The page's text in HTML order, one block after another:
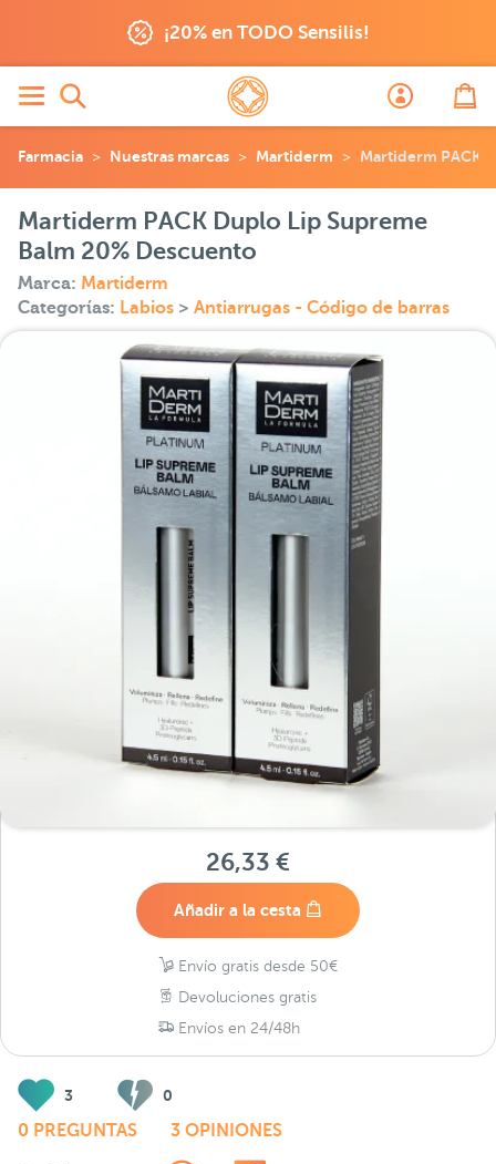
¡20% en TODO Sensilis!
Farmacia Nuestras marcas Martiderm Martiderm PACK
Martiderm PACK Duplo Lip Supreme
Balm 20% Descuento
Marca: Martiderm
Categorías: Labios > Antiarrugas - Código de barras
26,33 €
Añadir a la cesta
Envío gratis desde 50€
Devoluciones gratis
Envíos en 24/48h
3 0
0 PREGUNTAS 3 OPINIONES